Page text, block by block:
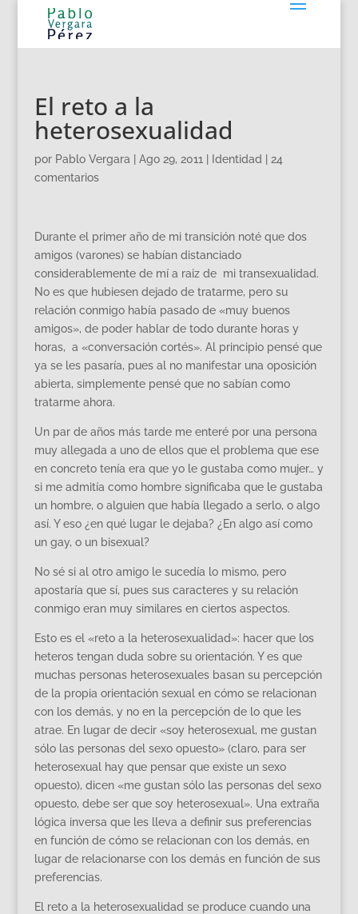
El reto a la
heterosexualidad
por Pablo Vergara Ago 29, 2011 Identidad
24
comentarios
Durante el primer año de mi transición noté que dos
amigos (varones) se habían distanciado
considerablemente de mí a raiz de mi transexualidad.
No es que hubiesen dejado de tratarme, pero su
relación conmigo había pasado de «muy buenos
amigos», de poder hablar de todo durante horas y
horas, a «conversación cortés». Al principio pensé que
ya se les pasaría, pues al no manifestar una oposición
abierta, simplemente pensé que no sabían como
tratarme ahora.
Un par de años más tarde me enteré por una persona
muy allegada a uno de ellos que el problema que ese
en concreto tenía era que yo le gustaba como mujer… y
si me admitía como hombre significaba que le gustaba
un hombre, o alguien que había llegado a serlo, o algo
así. Y eso ¿en qué lugar le dejaba? ¿En algo así como
un gay, o un bisexual?
No sé si al otro amigo le sucedía lo mismo, pero
apostaría que sí, pues sus caracteres y su relación
conmigo eran muy similares en ciertos aspectos.
Esto es el «reto a la heterosexualidad»: hacer que los
heteros tengan duda sobre su orientación. Y es que
muchas personas heterosexuales basan su percepción
de la propia orientación sexual en cómo se relacionan
con los demás, y no en la percepción de lo que les
atrae. En lugar de decir «soy heterosexual, me gustan
sólo las personas del sexo opuesto» (claro, para ser
heterosexual hay que pensar que existe un sexo
opuesto), dicen «me gustan sólo las personas del sexo
opuesto, debe ser que soy heterosexual». Una extraña
lógica inversa que les lleva a definir sus preferencias
en función de cómo se relacionan con los demás, en
lugar de relacionarse con los demás en función de sus
preferencias.
El reto a la heterosexualidad se produce cuando una